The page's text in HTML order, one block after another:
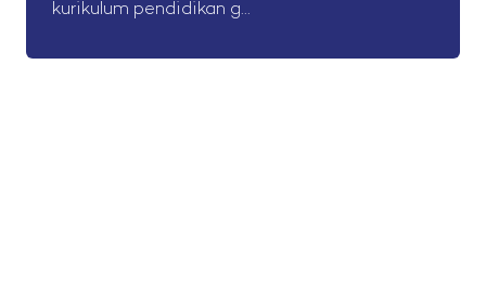
kurikulum pendidikan g...